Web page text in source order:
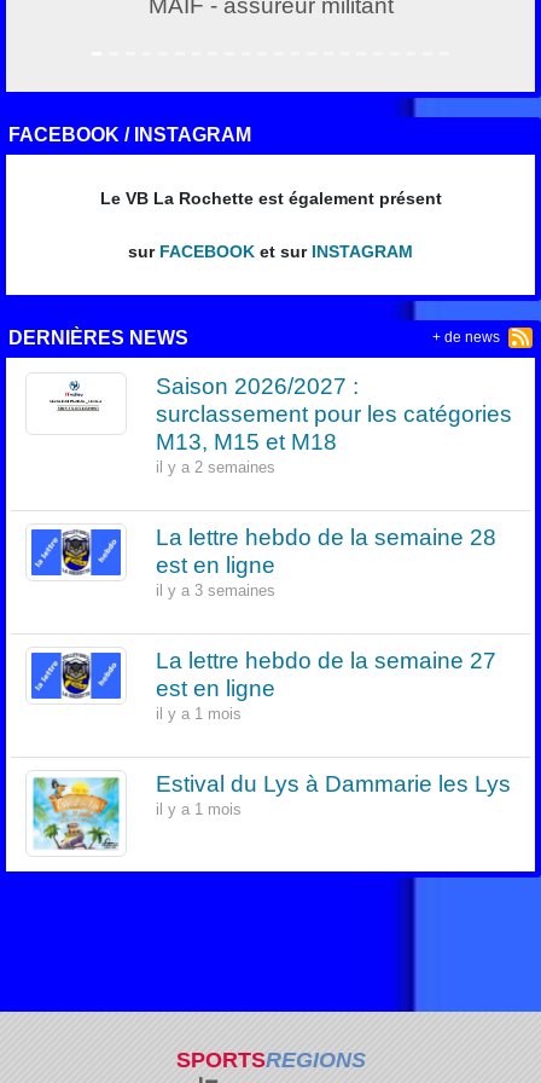
MAIF - assureur militant
FACEBOOK / INSTAGRAM
Le VB La Rochette est également présent
sur FACEBOOK et sur INSTAGRAM
DERNIÈRES NEWS
Saison 2026/2027 :
surclassement pour les catégories
M13, M15 et M18
il y a 2 semaines
La lettre hebdo de la semaine 28
est en ligne
il y a 3 semaines
La lettre hebdo de la semaine 27
est en ligne
il y a 1 mois
Estival du Lys à Dammarie les Lys
il y a 1 mois
+ de news
SPORTSREGIONS